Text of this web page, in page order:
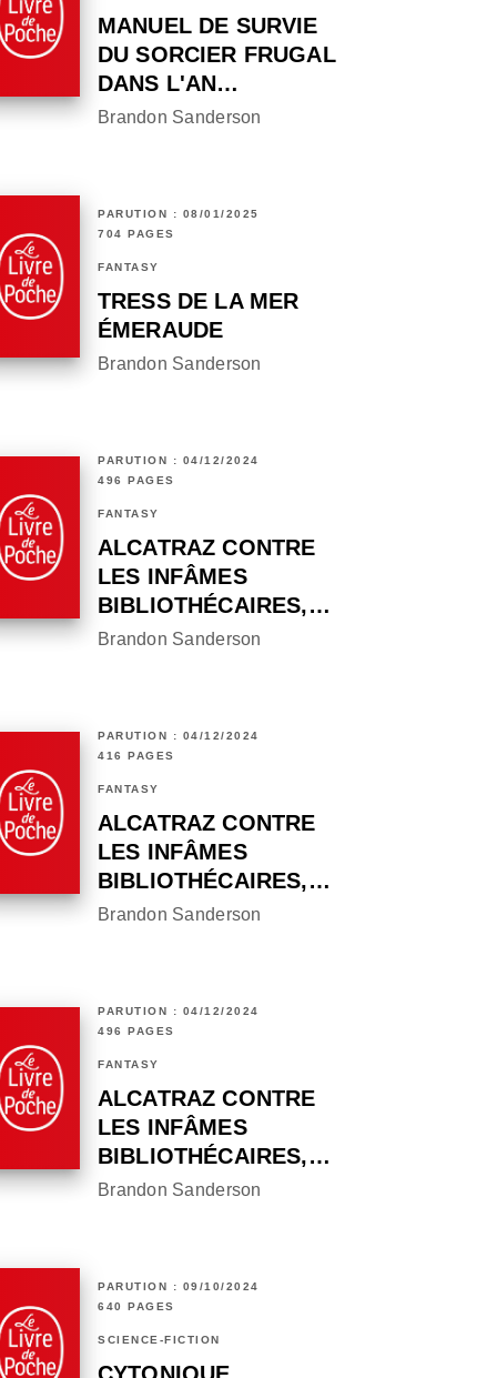
MANUEL DE SURVIE
DU SORCIER FRUGAL
DANS L'AN…
Brandon Sanderson
PARUTION : 08/01/2025
704 PAGES
FANTASY
TRESS DE LA MER
ÉMERAUDE
Brandon Sanderson
PARUTION : 04/12/2024
496 PAGES
FANTASY
ALCATRAZ CONTRE
LES INFÂMES
BIBLIOTHÉCAIRES,…
Brandon Sanderson
PARUTION : 04/12/2024
416 PAGES
FANTASY
ALCATRAZ CONTRE
LES INFÂMES
BIBLIOTHÉCAIRES,…
Brandon Sanderson
PARUTION : 04/12/2024
496 PAGES
FANTASY
ALCATRAZ CONTRE
LES INFÂMES
BIBLIOTHÉCAIRES,…
Brandon Sanderson
PARUTION : 09/10/2024
640 PAGES
SCIENCE-FICTION